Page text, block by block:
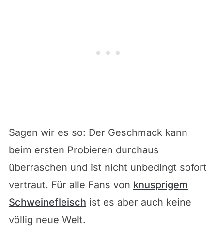
Sagen wir es so: Der Geschmack kann
beim ersten Probieren durchaus
überraschen und ist nicht unbedingt sofort
vertraut. Für alle Fans von knusprigem
Schweinefleisch ist es aber auch keine
völlig neue Welt.